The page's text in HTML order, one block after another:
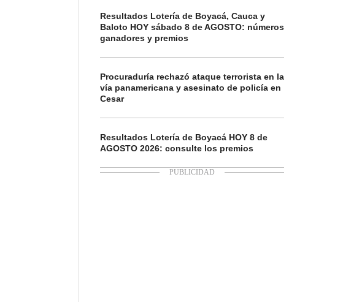
Resultados Lotería de Boyacá, Cauca y
Baloto HOY sábado 8 de AGOSTO: números
ganadores y premios
Procuraduría rechazó ataque terrorista en la
vía panamericana y asesinato de policía en
Cesar
Resultados Lotería de Boyacá HOY 8 de
AGOSTO 2026: consulte los premios